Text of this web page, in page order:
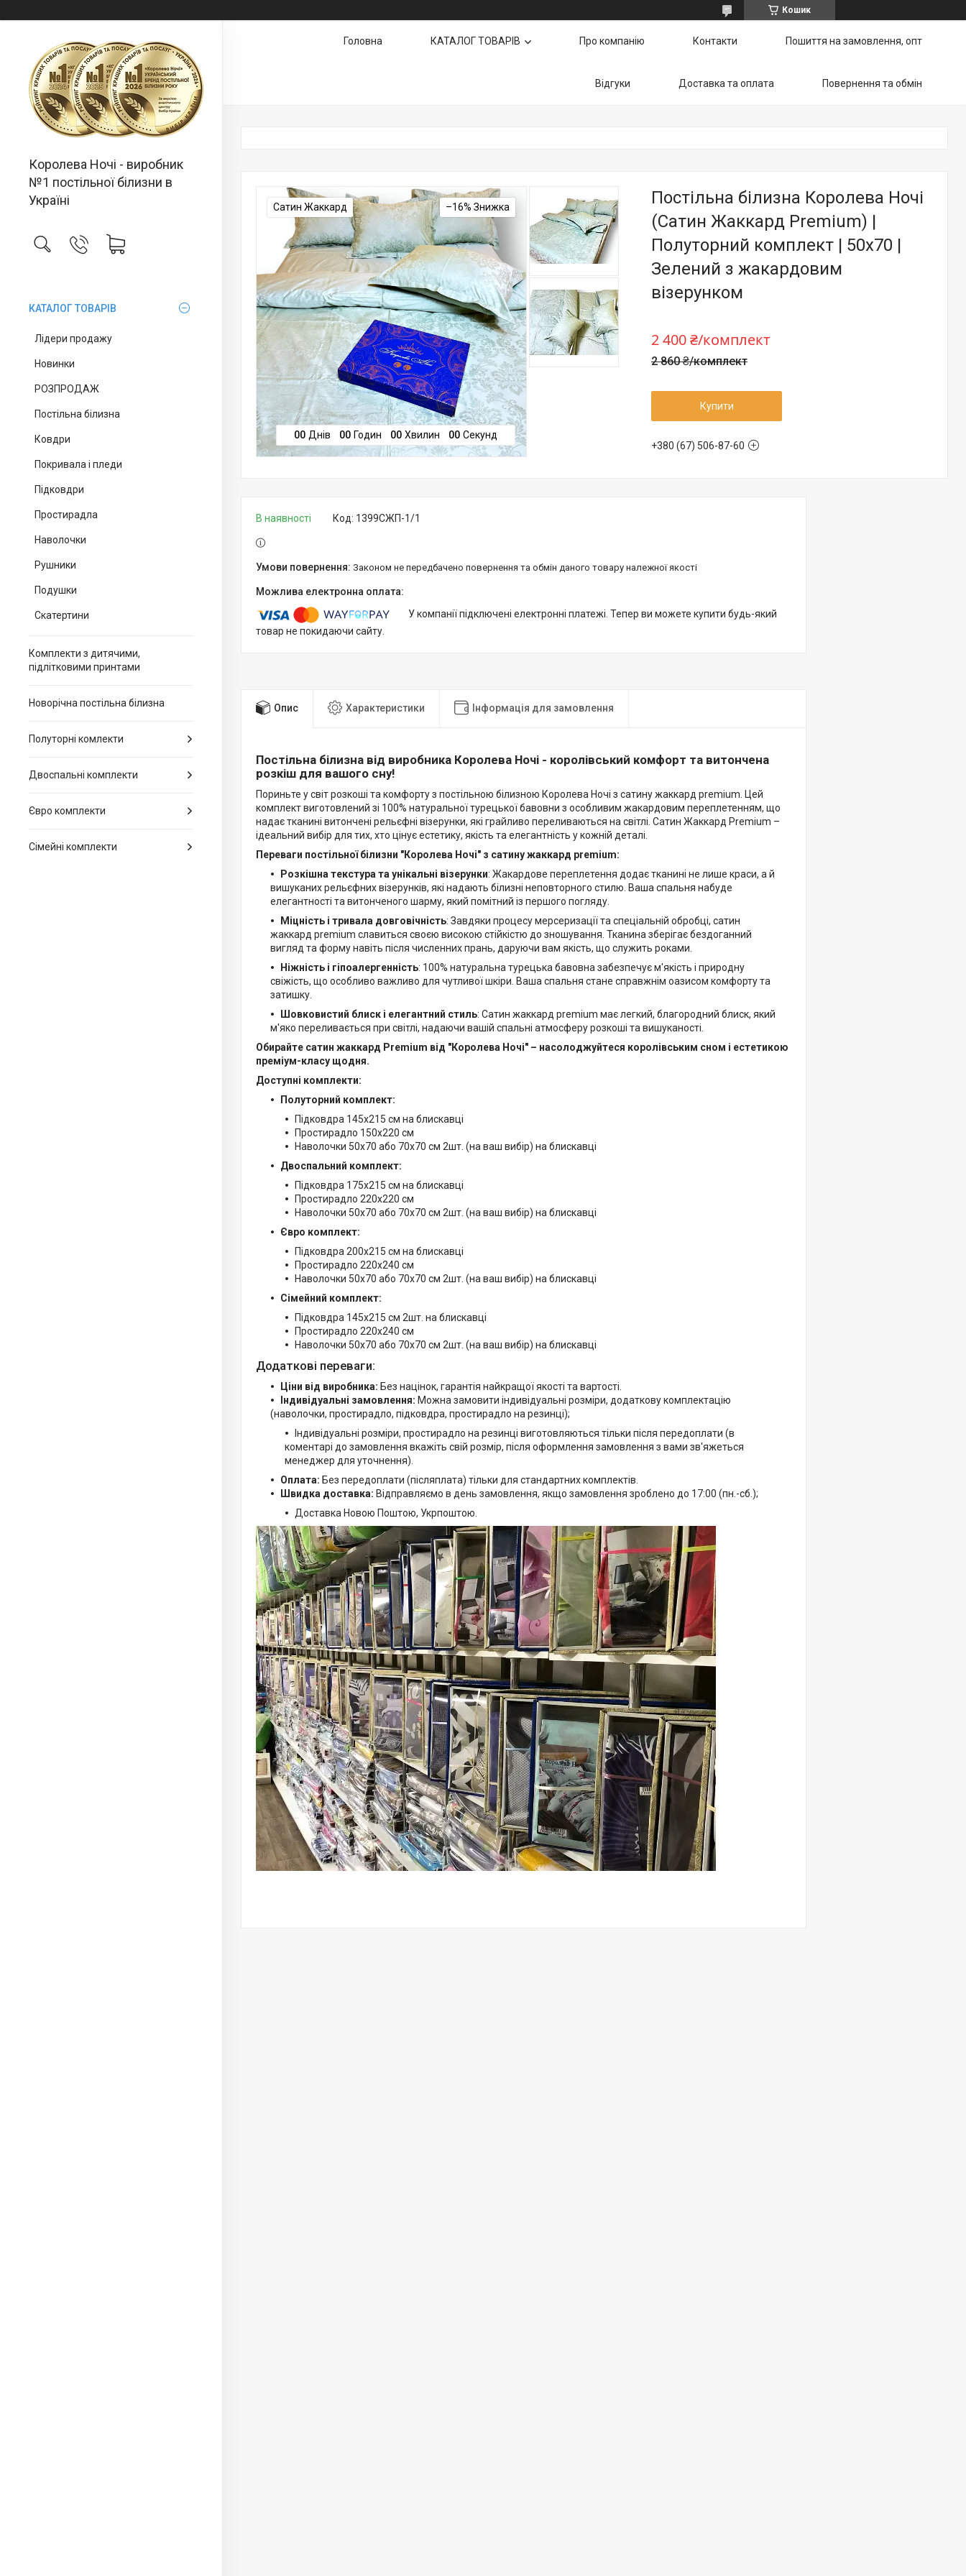
Кошик
Королева Ночі - виробник
№1 постільної білизни в
Україні
КАТАЛОГ ТОВАРІВ
Лідери продажу
Новинки
РОЗПРОДАЖ
Постільна білизна
Ковдри
Покривала і пледи
Підковдри
Простирадла
Наволочки
Рушники
Подушки
Скатертини
Комплекти з дитячими,
підлітковими принтами
Новорічна постільна білизна
Полуторні комлекти
Двоспальні комплекти
Євро комплекти
Сімейні комплекти
Головна КАТАЛОГ ТОВАРІВ Про компанію Контакти Пошиття на замовлення, опт
Відгуки Доставка та оплата Повернення та обмін
Сатин Жаккард –16%
00 Днів 00 Годин 00 Хвилин 00 Секунд
Постільна білизна Королева Ночі
(Сатин Жаккард Premium) |
Полуторний комплект | 50х70 |
Зелений з жакардовим
візерунком
2 860 ₴/комплект
2 400 ₴/комплект
Купити
+380 (67) 506-87-60
В наявності Код: 1399СЖП-1/1
Законом не передбачено повернення та обмін даного товару належної якості
У компанії підключені електронні платежі. Тепер ви можете купити будь-який
товар не покидаючи сайту.
Опис Характеристики Інформація для замовлення
Постільна білизна від виробника Королева Ночі - королівський комфорт та витончена
розкіш для вашого сну!
Пориньте у світ розкоші та комфорту з постільною білизною Королева Ночі з сатину жаккард premium. Цей
комплект виготовлений зі 100% натуральної турецької бавовни з особливим жакардовим переплетенням, що
надає тканині витончені рельєфні візерунки, які грайливо переливаються на світлі. Сатин Жаккард Premium –
ідеальний вибір для тих, хто цінує естетику, якість та елегантність у кожній деталі.
Переваги постільної білизни "Королева Ночі" з сатину жаккард premium:
Розкішна текстура та унікальні візерунки: Жакардове переплетення додає тканині не лише краси, а й
вишуканих рельєфних візерунків, які надають білизні неповторного стилю. Ваша спальня набуде
елегантності та витонченого шарму, який помітний із першого погляду.
Міцність і тривала довговічність: Завдяки процесу мерсеризації та спеціальній обробці, сатин
жаккард premium славиться своєю високою стійкістю до зношування. Тканина зберігає бездоганний
вигляд та форму навіть після численних прань, даруючи вам якість, що служить роками.
Ніжність і гіпоалергенність: 100% натуральна турецька бавовна забезпечує м'якість і природну
свіжість, що особливо важливо для чутливої шкіри. Ваша спальня стане справжнім оазисом комфорту та
затишку.
Шовковистий блиск і елегантний стиль: Сатин жаккард premium має легкий, благородний блиск, який
м'яко переливається при світлі, надаючи вашій спальні атмосферу розкоші та вишуканості.
Обирайте сатин жаккард Premium від "Королева Ночі" – насолоджуйтеся королівським сном і естетикою
преміум-класу щодня.
Доступні комплекти:
Полуторний комплект:
Підковдра 145х215 см на блискавці
Простирадло 150х220 см
Наволочки 50х70 або 70х70 см 2шт. (на ваш вибір) на блискавці
Двоспальний комплект:
Підковдра 175х215 см на блискавці
Простирадло 220х220 см
Наволочки 50х70 або 70х70 см 2шт. (на ваш вибір) на блискавці
Євро комплект:
Підковдра 200х215 см на блискавці
Простирадло 220х240 см
Наволочки 50х70 або 70х70 см 2шт. (на ваш вибір) на блискавці
Сімейний комплект:
Підковдра 145х215 см 2шт. на блискавці
Простирадло 220х240 см
Наволочки 50х70 або 70х70 см 2шт. (на ваш вибір) на блискавці
Додаткові переваги:
Ціни від виробника: Без націнок, гарантія найкращої якості та вартості.
Індивідуальні замовлення: Можна замовити індивідуальні розміри, додаткову комплектацію
(наволочки, простирадло, підковдра, простирадло на резинці);
Індивідуальні розміри, простирадло на резинці виготовляються тільки після передоплати (в
коментарі до замовлення вкажіть свій розмір, після оформлення замовлення з вами зв'яжеться
менеджер для уточнення).
Оплата: Без передоплати (післяплата) тільки для стандартних комплектів.
Швидка доставка: Відправляємо в день замовлення, якщо замовлення зроблено до 17:00 (пн.-сб.);
Доставка Новою Поштою, Укрпоштою.